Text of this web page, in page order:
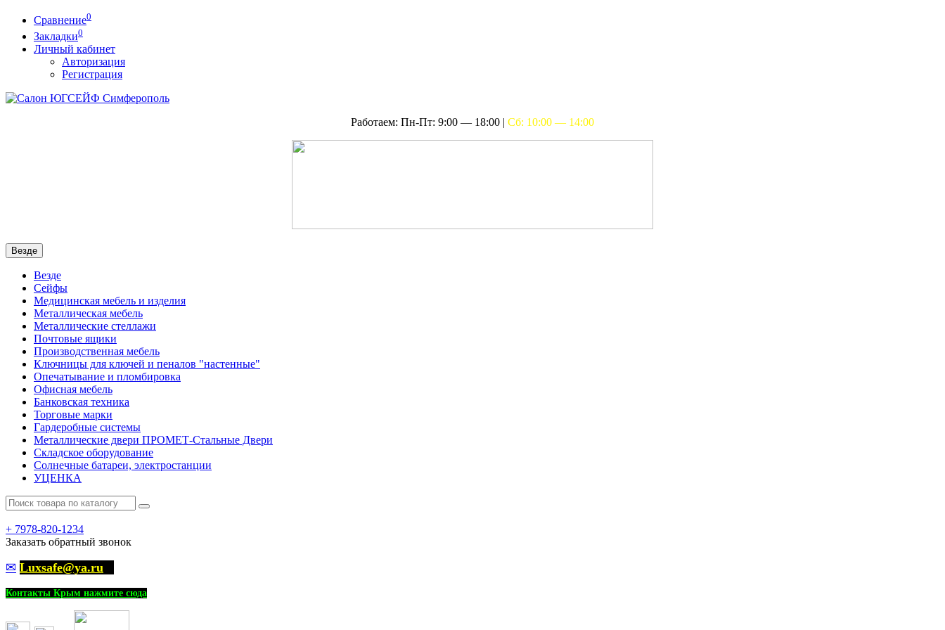
Сравнение0
Закладки0
Личный кабинет
Авторизация
Регистрация
Работаем: Пн-Пт: 9:00 — 18:00 | Сб: 10:00 — 14:00
Везде
Везде
Сейфы
Медицинская мебель и изделия
Металлическая мебель
Металлические стеллажи
Почтовые ящики
Производственная мебель
Ключницы для ключей и пеналов "настенные"
Опечатывание и пломбировка
Офисная мебель
Банковская техника
Торговые марки
Гардеробные системы
Металлические двери ПРОМЕТ-Стальные Двери
Складское оборудование
Солнечные батареи, электростанции
УЦЕНКА
+ 7978-820-1234
Заказать обратный звонок
✉ Luxsafe@ya.ru
Контакты Крым нажмите сюда